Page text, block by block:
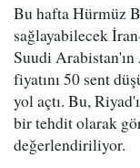
Bu hafta Hürmüz
sağlayabilecek
Suudi Arabistan'ın
fiyatını 50 sent
yol açtı. Bu,
bir tehdit olarak
değerlendiriliyor.